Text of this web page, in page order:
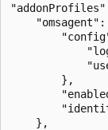
"omsagent":
        },
    },